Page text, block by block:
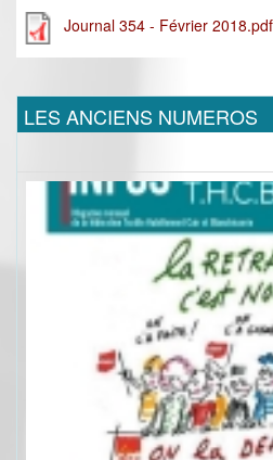
Journal 354 - Février 2018.pdf
LES ANCIENS NUMEROS